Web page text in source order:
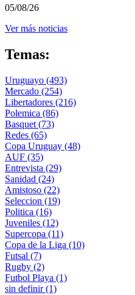
05/08/26
Ver más noticias
Temas:
Uruguayo (493)
Mercado (254)
Libertadores (216)
Polemica (86)
Basquet (73)
Redes (65)
Copa Uruguay (48)
AUF (35)
Entrevista (29)
Sanidad (24)
Amistoso (22)
Seleccion (19)
Politica (16)
Juveniles (12)
Supercopa (11)
Copa de la Liga (10)
Futsal (7)
Rugby (2)
Futbol Playa (1)
sin definir(1)